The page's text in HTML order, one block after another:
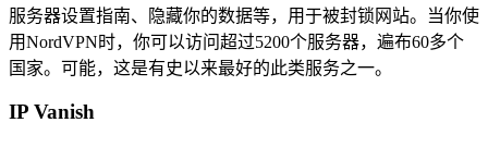
服务器设置指南、隐藏你的数据等，用于被封锁网站。当你使
用NordVPN时，你可以访问超过5200个服务器，遍布60多个
国家。可能，这是有史以来最好的此类服务之一。
IP Vanish